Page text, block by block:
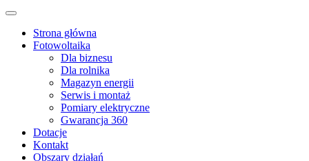
Strona główna
Fotowoltaika
Dla biznesu
Dla rolnika
Magazyn energii
Serwis i montaż
Pomiary elektryczne
Gwarancja 360
Dotacje
Kontakt
Obszary działań